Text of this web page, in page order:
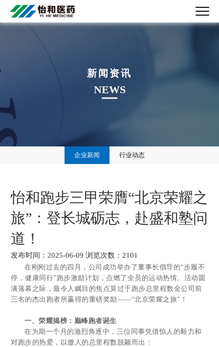
新闻资讯
NEWS
企业新闻 行业动态
怡和跑步三甲荣膺“北京荣耀之
旅”：登长城砺志，赴盛和塾问
道！
发布时间：2025-06-09 浏览次数：2101
在刚刚过去的四月，公司成功举办了董事长倡导的“步履不
停，健康同行”跑步激励计划，点燃了全员的运动热情。活动圆
满落幕之际，最令人瞩目的焦点莫过于跑步总里程数全公司前
三名的杰出跑者所赢得的重磅奖励——“北京荣耀之旅”！
一、荣耀揭榜：巅峰跑者诞生
在为期一个月的激烈角逐中，三位同事凭借惊人的毅力和
对跑步的热爱，以傲人的总里程数脱颖而出：